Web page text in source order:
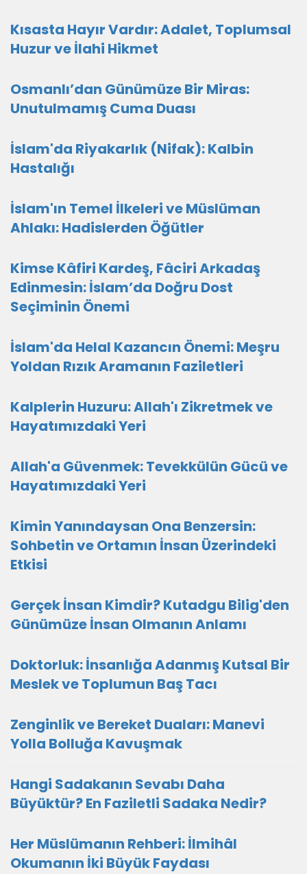
Kısasta Hayır Vardır: Adalet, Toplumsal
Huzur ve İlahi Hikmet
Osmanlı’dan Günümüze Bir Miras:
Unutulmamış Cuma Duası
İslam'da Riyakarlık (Nifak): Kalbin
Hastalığı
İslam'ın Temel İlkeleri ve Müslüman
Ahlakı: Hadislerden Öğütler
Kimse Kâfiri Kardeş, Fâciri Arkadaş
Edinmesin: İslam’da Doğru Dost
Seçiminin Önemi
İslam'da Helal Kazancın Önemi: Meşru
Yoldan Rızık Aramanın Faziletleri
Kalplerin Huzuru: Allah'ı Zikretmek ve
Hayatımızdaki Yeri
Allah'a Güvenmek: Tevekkülün Gücü ve
Hayatımızdaki Yeri
Kimin Yanındaysan Ona Benzersin:
Sohbetin ve Ortamın İnsan Üzerindeki
Etkisi
Gerçek İnsan Kimdir? Kutadgu Bilig'den
Günümüze İnsan Olmanın Anlamı
Doktorluk: İnsanlığa Adanmış Kutsal Bir
Meslek ve Toplumun Baş Tacı
Zenginlik ve Bereket Duaları: Manevi
Yolla Bolluğa Kavuşmak
Hangi Sadakanın Sevabı Daha
Büyüktür? En Faziletli Sadaka Nedir?
Her Müslümanın Rehberi: İlmihâl
Okumanın İki Büyük Faydası